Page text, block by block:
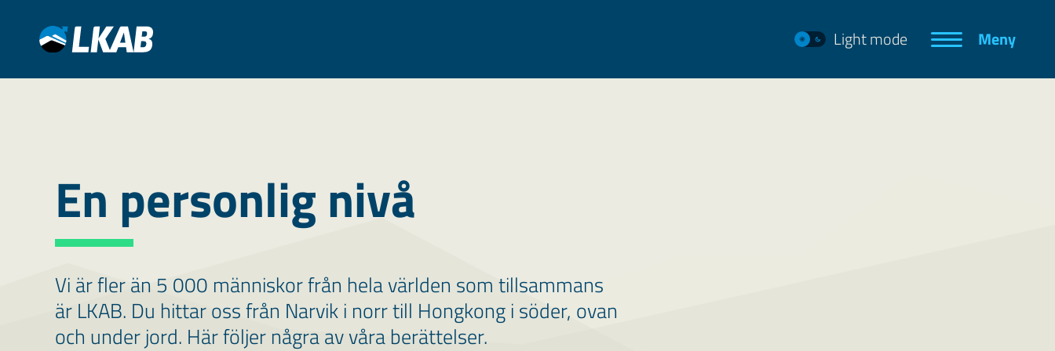
Light mode Meny
En personlig nivå
Vi är fler än 5 000 människor från hela världen som tillsammans
är LKAB. Du hittar oss från Narvik i norr till Hongkong i söder, ovan
och under jord. Här följer några av våra berättelser.